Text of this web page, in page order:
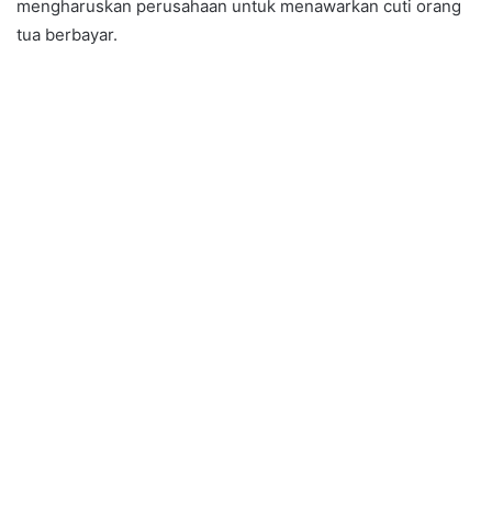
mengharuskan perusahaan untuk menawarkan cuti orang
tua berbayar.